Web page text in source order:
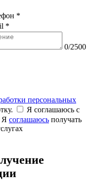
*
*
0/2500
персональных
Я соглашаюсь c
Я соглашаюсь получать